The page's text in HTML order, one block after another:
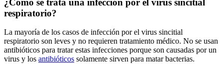
respiratorio?
La mayoría de los casos de infección por el virus sincitial
respiratorio son leves y no requieren tratamiento médico. No se usan
antibióticos para tratar estas infecciones porque son causadas por un
virus y los antibióticos solamente sirven para matar bacterias.